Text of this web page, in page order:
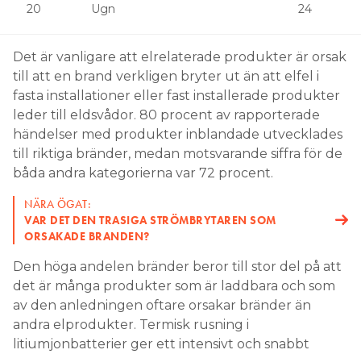
20 Ugn 24
Det är vanligare att elrelaterade produkter är orsak
till att en brand verkligen bryter ut än att elfel i
fasta installationer eller fast installerade produkter
leder till eldsvådor. 80 procent av rapporterade
händelser med produkter inblandade utvecklades
till riktiga bränder, medan motsvarande siffra för de
båda andra kategorierna var 72 procent.
NÄRA ÖGAT:
VAR DET DEN TRASIGA STRÖMBRYTAREN SOM
ORSAKADE BRANDEN?
Den höga andelen bränder beror till stor del på att
det är många produkter som är laddbara och som
av den anledningen oftare orsakar bränder än
andra elprodukter. Termisk rusning i
litiumjonbatterier ger ett intensivt och snabbt